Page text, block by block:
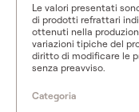
Le valori presentati
di prodotti refrattari
ottenuti nella
variazioni tipiche del
diritto di modificare le
senza preavviso.
Categoria